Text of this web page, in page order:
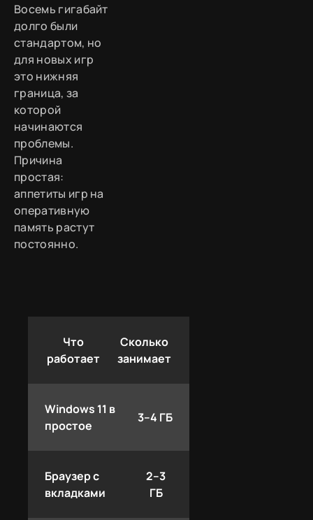
Восемь гигабайт
долго были
стандартом, но
для новых игр
это нижняя
граница, за
которой
начинаются
проблемы.
Причина
простая:
аппетиты игр на
оперативную
память растут
постоянно.
Что
работает
Сколько
занимает
Windows 11 в
простое
3–4 ГБ
Браузер с
вкладками
2–3
ГБ